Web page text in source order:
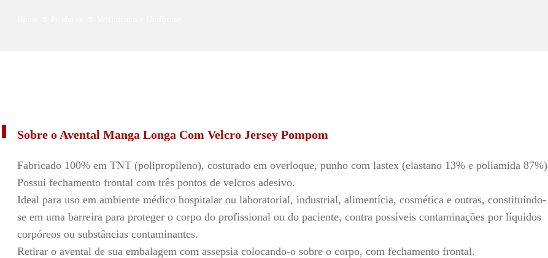
Sobre o Avental Manga Longa Com Velcro Jersey Pompom
Fabricado 100% em TNT (polipropileno), costurado em overloque, punho com lastex (elastano 13% e poliamida 87%)
Possui fechamento frontal com três pontos de velcros adesivo.
Ideal para uso em ambiente médico hospitalar ou laboratorial, industrial, alimentícia, cosmética e outras, constituindo-
se em uma barreira para proteger o corpo do profissional ou do paciente, contra possíveis contaminações por líquidos
corpóreos ou substâncias contaminantes.
Retirar o avental de sua embalagem com assepsia colocando-o sobre o corpo, com fechamento frontal.